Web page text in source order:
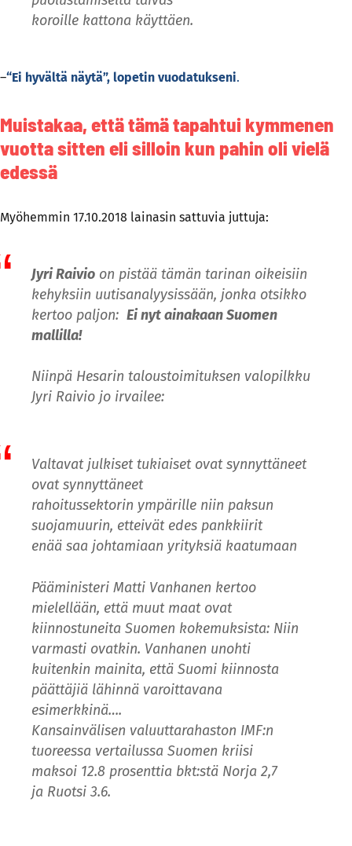
koroille kattona käyttäen.
–“Ei hyvältä näytä”, lopetin vuodatukseni.
Muistakaa, että tämä tapahtui kymmenen
vuotta sitten eli silloin kun pahin oli vielä
edessä
Myöhemmin 17.10.2018 lainasin sattuvia juttuja:
Jyri Raivio on pistää tämän tarinan oikeisiin
kehyksiin uutisanalyysissään, jonka otsikko
kertoo paljon: Ei nyt ainakaan Suomen
mallilla!
Niinpä Hesarin taloustoimituksen valopilkku
Jyri Raivio jo irvailee:
Valtavat julkiset tukiaiset ovat synnyttäneet
ovat synnyttäneet
rahoitussektorin ympärille niin paksun
suojamuurin, etteivät edes pankkiirit
enää saa johtamiaan yrityksiä kaatumaan
Pääministeri Matti Vanhanen kertoo
mielellään, että muut maat ovat
kiinnostuneita Suomen kokemuksista: Niin
varmasti ovatkin. Vanhanen unohti
kuitenkin mainita, että Suomi kiinnosta
päättäjiä lähinnä varoittavana
esimerkkinä….
Kansainvälisen valuuttarahaston IMF:n
tuoreessa vertailussa Suomen kriisi
maksoi 12.8 prosenttia bkt:stä Norja 2,7
ja Ruotsi 3.6.